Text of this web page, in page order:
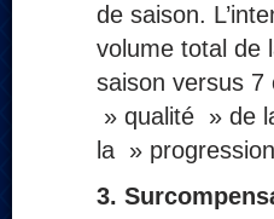
de saison.
volume total de
saison versus 7
» qualité » de
la »
3.